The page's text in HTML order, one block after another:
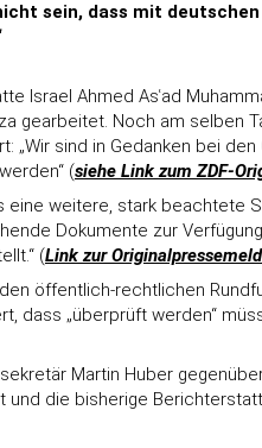
sein, dass mit
Israel Ahmed Asʿad
gearbeitet. Noch am
„Wir sind in Gedanken bei
(siehe Link zum ZDF-
weitere, stark beachtete
Dokumente zur
(Link zur
öffentlich-rechtlichen
dass „überprüft werden“
Martin Huber
die bisherige